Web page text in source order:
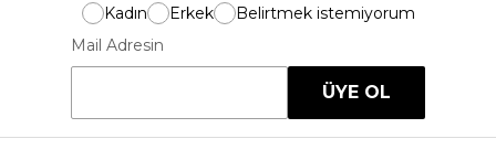
Kadın Erkek
Belirtmek istemiyorum
Mail Adresin
ÜYE OL